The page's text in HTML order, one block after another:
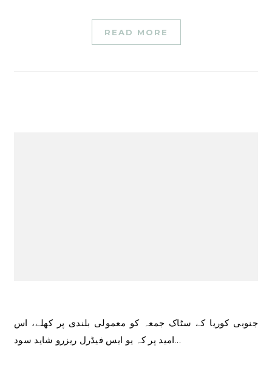
READ MORE
جنوبی کوریا کے سٹاک جمعہ کو معمولی بلندی پر کھلے، اس
امید پر کہ یو ایس فیڈرل ریزرو شاید سود…